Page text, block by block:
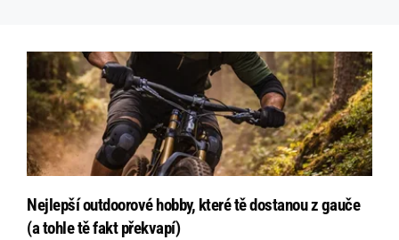
Nejlepší outdoorové hobby, které tě dostanou z gauče
(a tohle tě fakt překvapí)